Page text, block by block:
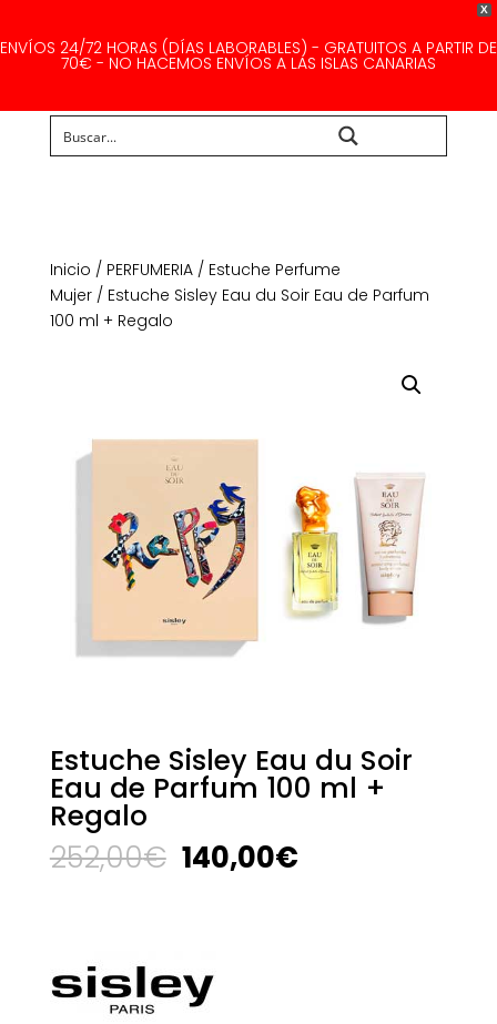
X
ENVÍOS 24/72 HORAS (DÍAS LABORABLES) - GRATUITOS A PARTIR DE
70€ - NO HACEMOS ENVÍOS A LAS ISLAS CANARIAS
Inicio / PERFUMERIA/ Estuche Perfume
Mujer/ Estuche Sisley Eau du Soir Eau de Parfum
100 ml + Regalo
Estuche Sisley Eau du Soir
Eau de Parfum 100 ml +
Regalo
252,00€ El
precio
140,00€El